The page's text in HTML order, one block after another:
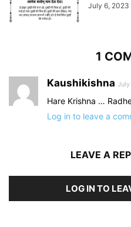
July 6, 2023
1
Kaushikishna
Hare Krishna …
Log in to leave a
LEAVE A
LOG IN TO